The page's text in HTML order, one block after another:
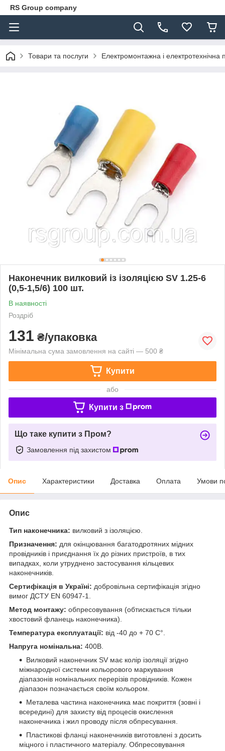
RS Group company
Товари та послуги Електромонтажна і електротехнічна
Наконечник вилковий із ізоляцією SV 1.25-6
(0,5-1,5/6) 100 шт.
В наявності
Роздріб
131 ₴/упаковка
Мінімальна сума замовлення на сайті — 500 ₴
Купити
або
Купити з
Що таке купити з Пром?
Замовлення під захистом
Опис Характеристики Доставка Оплата Умови
Опис
Тип наконечника: вилковий з ізоляцією.
Призначення: для окінцювання багатодротяних мідних
провідників і приєднання їх до різних пристроїв, в тих
випадках, коли утруднено застосування кільцевих
наконечників.
Сертифікація в Україні: добровільна сертифікація згідно
вимог ДСТУ EN 60947-1.
Метод монтажу: обпресовування (обтискається тільки
хвостовий фланець наконечника).
Температура експлуатації: від -40 до + 70 С°.
Напруга номінальна: 400В.
Вилковий наконечник SV має колір ізоляції згідно
міжнародної системи кольорового маркування
діапазонів номінальних перерізів провідників. Кожен
діапазон позначається своїм кольором.
Металева частина наконечника має покриття (зовні і
всередині) для захисту від процесів окислення
наконечника і жил проводу після обпресування.
Пластикові фланці наконечників виготовлені з досить
міцного і пластичного матеріалу. Обпресовування